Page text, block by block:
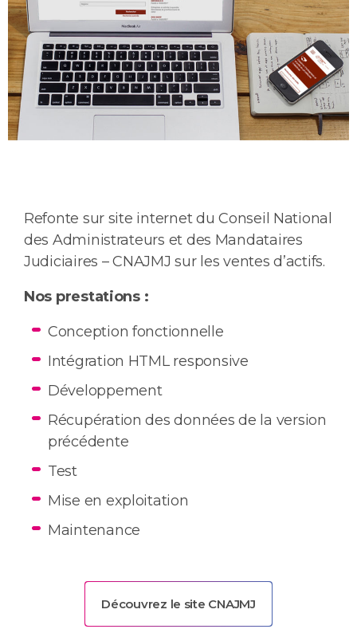
Refonte sur site internet du Conseil National
des Administrateurs et des Mandataires
Judiciaires – CNAJMJ sur les ventes d’actifs.
Nos prestations :
Conception fonctionnelle
Intégration HTML responsive
Développement
Récupération des données de la version
précédente
Test
Mise en exploitation
Maintenance
Découvrez le site CNAJMJ